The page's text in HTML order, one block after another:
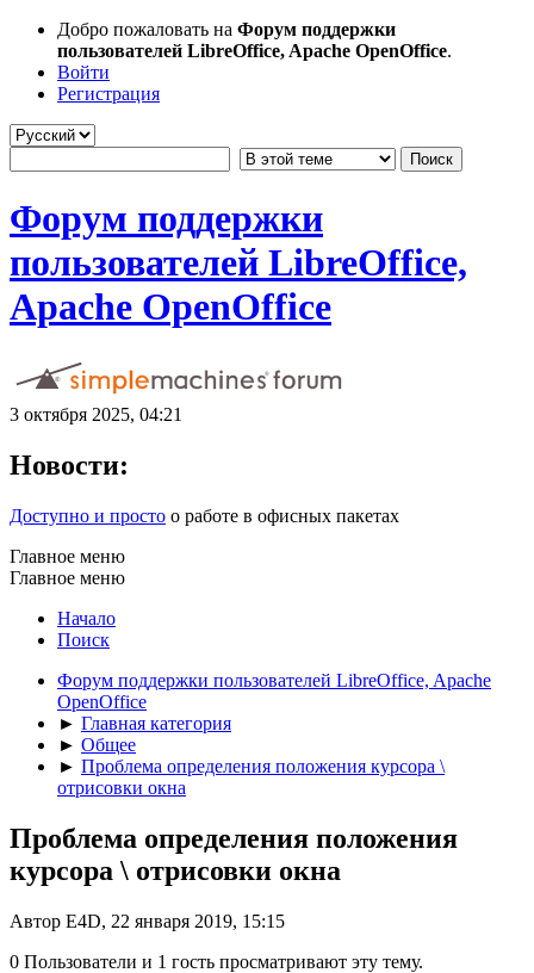
Добро пожаловать на Форум поддержки
пользователей LibreOffice, Apache OpenOffice.
Войти
Регистрация
Форум поддержки
пользователей LibreOffice,
Apache OpenOffice
3 октября 2025, 04:21
Новости:
Доступно и просто о работе в офисных пакетах
Главное меню
Главное меню
Начало
Поиск
Форум поддержки пользователей LibreOffice, Apache
OpenOffice
► Главная категория
► Общее
► Проблема определения положения курсора \
отрисовки окна
Проблема определения положения
курсора \ отрисовки окна
Автор E4D, 22 января 2019, 15:15
0 Пользователи и 1 гость просматривают эту тему.